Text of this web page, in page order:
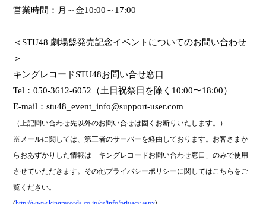
営業時間：月～金10:00 ～ 17:00
＜ STU48 劇場盤発売記念イベントについてのお問い合わせ
＞
キングレコードSTU48お問い合せ窓口
Tel ：050-3612-6052 （土日祝祭日を除く 10:00〜18:00）
E-mail ：stu48_event_info@support-user.com
（上記問い合わせ先以外のお問い合せは固くお断りいたします。）
※ メールに関しては、第三者のサーバーを経由しております。お客さまか
らおあずかりした情報は「キングレコードお問い合わせ窓口」のみで使用
させていただきます。その他プライバシーポリシーに関してはこちらをご
覧ください。